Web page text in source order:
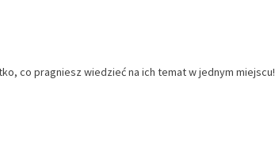
co pragniesz wiedzieć na ich temat w jednym miejscu!